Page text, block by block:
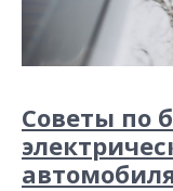
Советы по